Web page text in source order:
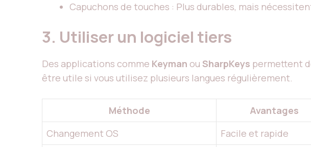
Capuchons de touches : Plus durables, mais
3. Utiliser un logiciel tiers
Des applications comme Keyman ou SharpKeys permettent
être utile si vous utilisez plusieurs langues régulièrement.
Méthode Avantages
Changement OS
Facile et rapide